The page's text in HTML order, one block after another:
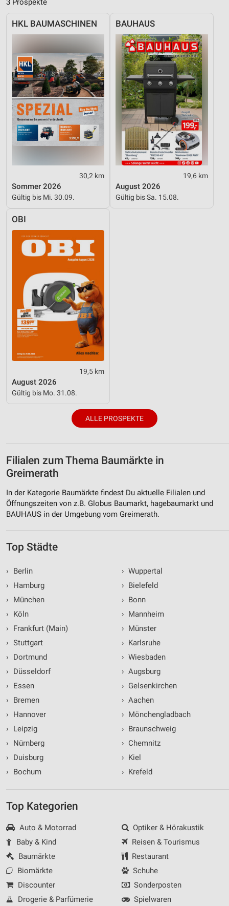
3 Prospekte
HKL BAUMASCHINEN
30,2 km
Sommer 2026
Gültig bis Mi. 30.09.
BAUHAUS
19,6 km
August 2026
Gültig bis Sa. 15.08.
OBI
19,5 km
August 2026
Gültig bis Mo. 31.08.
ALLE PROSPEKTE
Filialen zum Thema Baumärkte in
Greimerath
In der Kategorie Baumärkte findest Du aktuelle Filialen und
Öffnungszeiten von z.B. Globus Baumarkt, hagebaumarkt und
BAUHAUS in der Umgebung vom Greimerath.
Top Städte
›
Berlin
›
Hamburg
›
München
›
Köln
›
Frankfurt (Main)
› Stuttgart
›
Dortmund
›
Düsseldorf
›
Essen
›
Bremen
›
Hannover
›
Leipzig
›
Nürnberg
›
Duisburg
›
Bochum
› Wuppertal
› Bielefeld
› Bonn
› Mannheim
› Münster
› Karlsruhe
› Wiesbaden
› Augsburg
› Gelsenkirchen
› Aachen
› Mönchengladbach
› Braunschweig
› Chemnitz
› Kiel
› Krefeld
Top Kategorien
Auto & Motorrad
Baby & Kind
Baumärkte
Biomärkte
Discounter
Drogerie & Parfümerie
Optiker & Hörakustik
Reisen & Tourismus
Restaurant
Schuhe
Sonderposten
Spielwaren